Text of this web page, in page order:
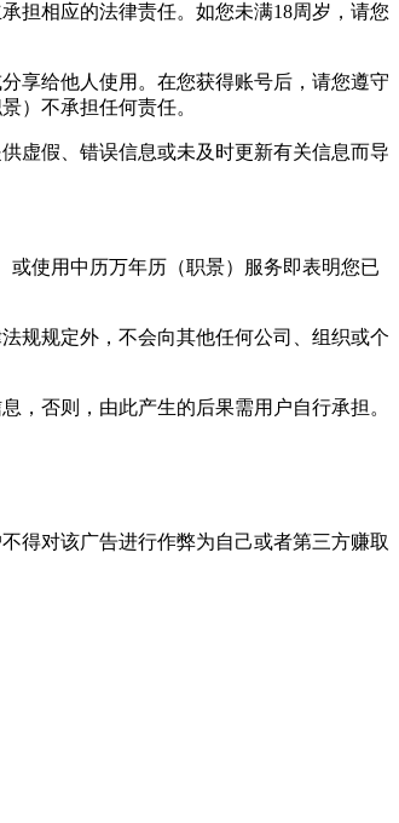
担相应的法律责任。如您未满18周岁，请您
享给他人使用。在您获得账号后，请您遵守
）不承担任何责任。
虚假、错误信息或未及时更新有关信息而导
使用中历万年历（职景）服务即表明您已
规规定外，不会向其他任何公司、组织或个
，否则，由此产生的后果需用户自行承担。
得对该广告进行作弊为自己或者第三方赚取